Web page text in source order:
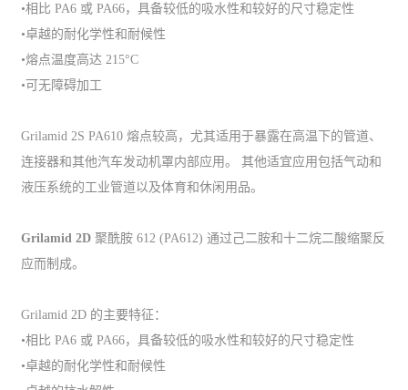
•相比 PA6 或 PA66，具备较低的吸水性和较好的尺寸稳定性
•卓越的耐化学性和耐候性
•熔点温度高达 215°C
•可无障碍加工
Grilamid 2S PA610 熔点较高，尤其适用于暴露在高温下的管道、
连接器和其他汽车发动机罩内部应用。 其他适宜应用包括气动和
液压系统的工业管道以及体育和休闲用品。
Grilamid 2D 聚酰胺 612 (PA612) 通过己二胺和十二烷二酸缩聚反
应而制成。
Grilamid 2D 的主要特征：
•相比 PA6 或 PA66，具备较低的吸水性和较好的尺寸稳定性
•卓越的耐化学性和耐候性